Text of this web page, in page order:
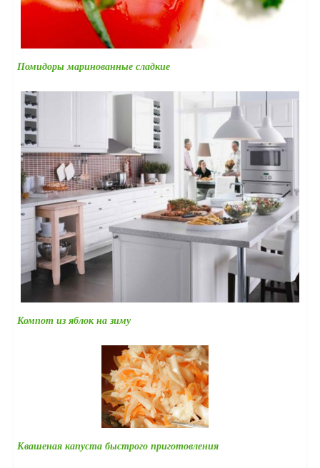
Помидоры маринованные сладкие
Компот из яблок на зиму
Квашеная капуста быстрого приготовления